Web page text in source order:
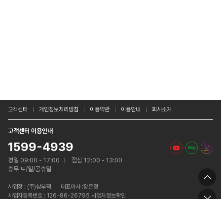
고객센터 개인정보처리방침 이용약관 이용안내 회사소개
고객센터 이용안내
1599-4939
평일 09:00 - 17:00
점심 12:00 - 13:00
휴무 토/일/공휴일
사업장 : (주)삼부팩
대표이사 :장은정
사업자등록번호 : 126-86-26795 사업자정보확인